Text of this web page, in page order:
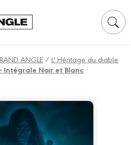
ANGLE /L' Héritage du diable
Intégrale Noir et Blanc